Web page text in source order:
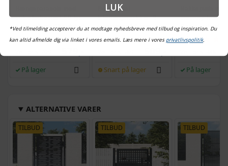
solcelledrevne LED-lys,
3 m - grå, med krydsfod
På lager
Bordmodel
isterningmaskine - 9
terninger på 6 min.,
Snart på lager
memory foam -
Conforti (hvid/
På lager
ALTERNATIVE VARER
TILBUD TILBUD TILBUD
LUK
*Ved tilmelding accepterer du at modtage nyhedsbreve med tilbud og inspiration. Du
kan altid afmelde dig via linket i vores emails. Læs mere i vores privatlivspolitik.